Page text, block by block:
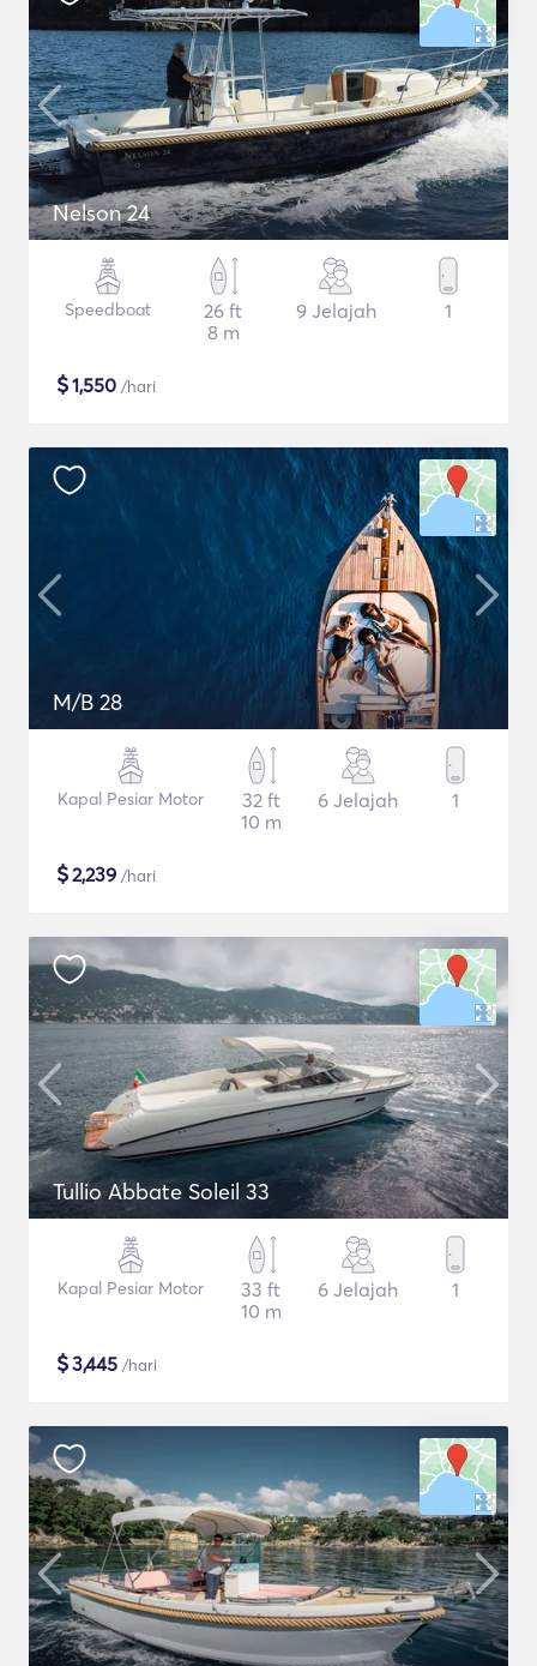
Nelson 24
Speedboat
26 ft
8 m
9 Jelajah 1
$1,550 /hari
M/B 28
Kapal Pesiar Motor
32 ft
10 m
6 Jelajah 1
$2,239 /hari
Tullio Abbate Soleil 33
Kapal Pesiar Motor
33 ft
10 m
6 Jelajah 1
$3,445 /hari